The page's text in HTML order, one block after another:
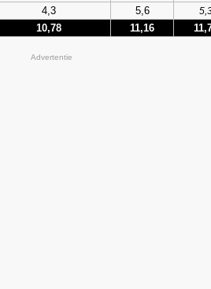
4,3 5,6
10,78 11,16
Advertentie